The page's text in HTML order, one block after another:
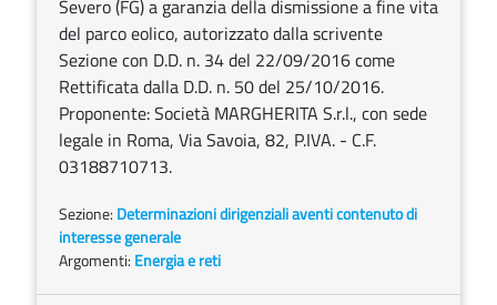
Severo (FG) a garanzia della dismissione a fine vita
del parco eolico, autorizzato dalla scrivente
Sezione con D.D. n. 34 del 22/09/2016 come
Rettificata dalla D.D. n. 50 del 25/10/2016.
Proponente: Società MARGHERITA S.r.l., con sede
legale in Roma, Via Savoia, 82, P.IVA. - C.F.
03188710713.
Sezione: Determinazioni dirigenziali aventi contenuto di
interesse generale
Argomenti: Energia e reti